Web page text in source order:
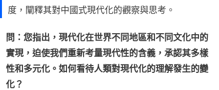
度，闡釋其對中國式現代化的觀察與思考。
問：您指出，現代化在世界不同地區和不同文化中的
實現，迫使我們重新考量現代性的含義，承認其多樣
性和多元化。如何看待人類對現代化的理解發生的變
化？